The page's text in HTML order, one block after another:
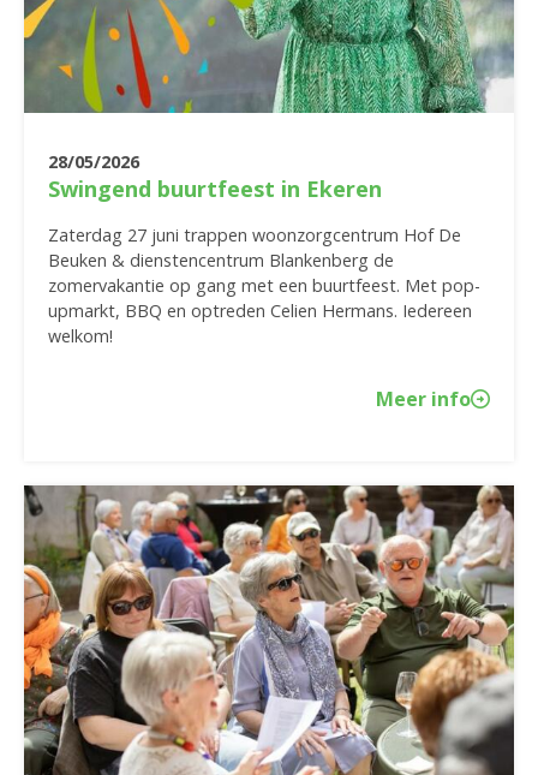
28/05/2026
Swingend buurtfeest in Ekeren
Zaterdag 27 juni trappen woonzorgcentrum Hof De
Beuken & dienstencentrum Blankenberg de
zomervakantie op gang met een buurtfeest. Met pop-
upmarkt, BBQ en optreden Celien Hermans. Iedereen
welkom!
Meer info